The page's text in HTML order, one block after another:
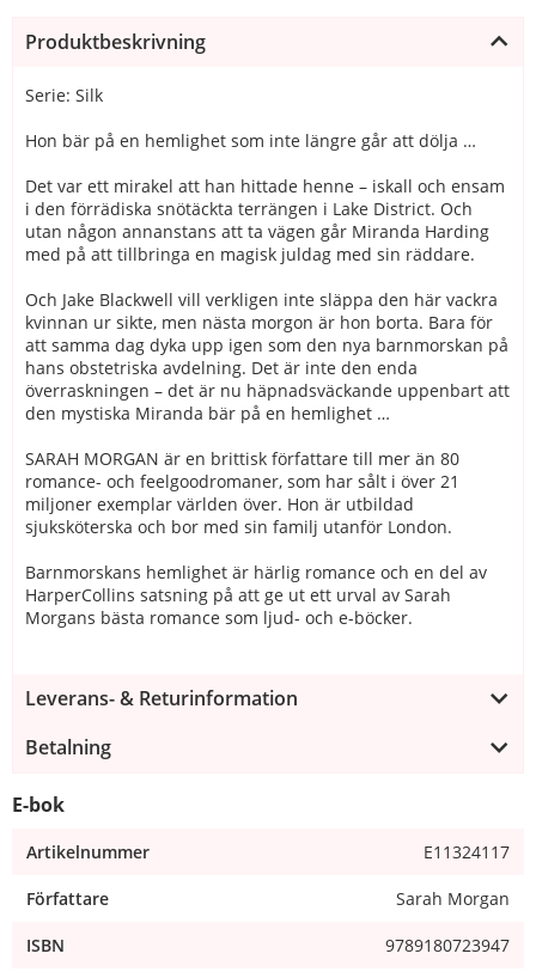
Produktbeskrivning
Serie: Silk
Hon bär på en hemlighet som inte längre går att dölja …
Det var ett mirakel att han hittade henne – iskall och ensam
i den förrädiska snötäckta terrängen i Lake District. Och
utan någon annanstans att ta vägen går Miranda Harding
med på att tillbringa en magisk juldag med sin räddare.
Och Jake Blackwell vill verkligen inte släppa den här vackra
kvinnan ur sikte, men nästa morgon är hon borta. Bara för
att samma dag dyka upp igen som den nya barnmorskan på
hans obstetriska avdelning. Det är inte den enda
överraskningen – det är nu häpnadsväckande uppenbart att
den mystiska Miranda bär på en hemlighet …
SARAH MORGAN är en brittisk författare till mer än 80
romance- och feelgoodromaner, som har sålt i över 21
miljoner exemplar världen över. Hon är utbildad
sjuksköterska och bor med sin familj utanför London.
Barnmorskans hemlighet är härlig romance och en del av
HarperCollins satsning på att ge ut ett urval av Sarah
Morgans bästa romance som ljud- och e-böcker.
Leverans- & Returinformation
Betalning
E-bok
Artikelnummer E11324117
Författare Sarah Morgan
ISBN 9789180723947